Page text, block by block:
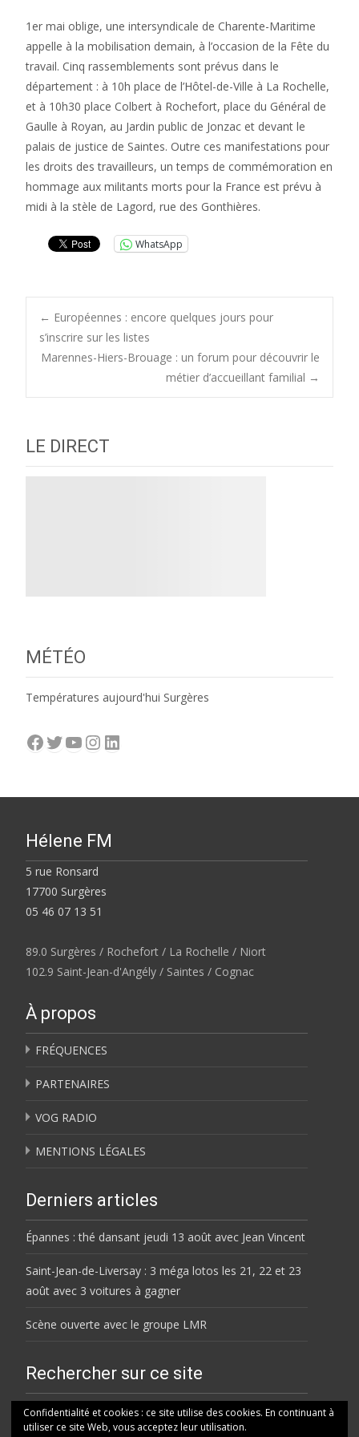
1er mai oblige, une intersyndicale de Charente-Maritime
appelle à la mobilisation demain, à l’occasion de la Fête du
travail. Cinq rassemblements sont prévus dans le
département : à 10h place de l’Hôtel-de-Ville à La Rochelle,
et à 10h30 place Colbert à Rochefort, place du Général de
Gaulle à Royan, au Jardin public de Jonzac et devant le
palais de justice de Saintes. Outre ces manifestations pour
les droits des travailleurs, un temps de commémoration en
hommage aux militants morts pour la France est prévu à
midi à la stèle de Lagord, rue des Gonthières.
WhatsApp
Post
navigation
← Européennes : encore quelques jours pour
s’inscrire sur les listes
Marennes-Hiers-Brouage : un forum pour découvrir le
métier d’accueillant familial →
LE DIRECT
MÉTÉO
Températures aujourd'hui Surgères
Facebook
Twitter
YouTube
Instagram
LinkedIn
Hélene FM
5 rue Ronsard
17700 Surgères
05 46 07 13 51
89.0 Surgères / Rochefort / La Rochelle / Niort
102.9 Saint-Jean-d'Angély / Saintes / Cognac
À propos
FRÉQUENCES
PARTENAIRES
VOG RADIO
MENTIONS LÉGALES
Derniers articles
Épannes : thé dansant jeudi 13 août avec Jean Vincent
Saint-Jean-de-Liversay : 3 méga lotos les 21, 22 et 23
août avec 3 voitures à gagner
Scène ouverte avec le groupe LMR
Rechercher sur ce site
Rechercher
Confidentialité et cookies : ce site utilise des cookies. En continuant à
utiliser ce site Web, vous acceptez leur utilisation.